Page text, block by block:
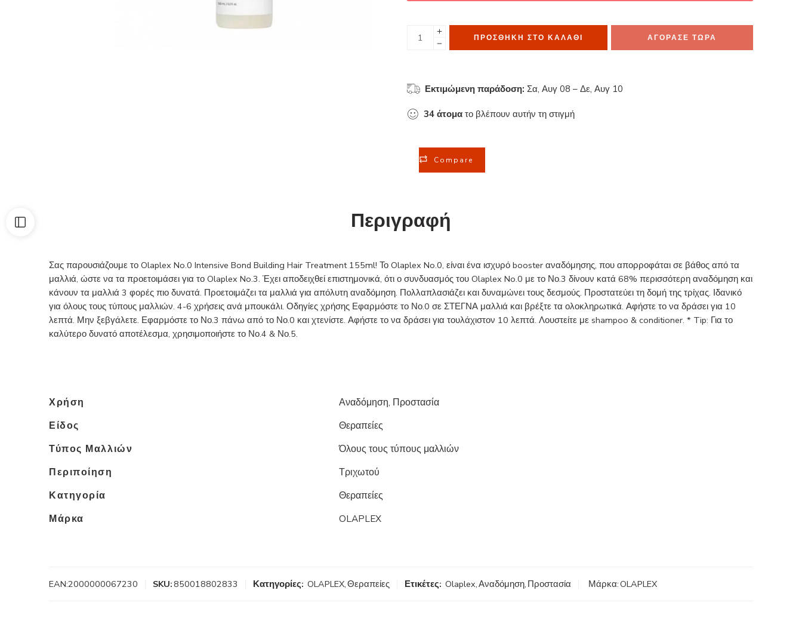
ΠΡΟΣΘΉΚΗ ΣΤΟ ΚΑΛΆΘΙ ΑΓΟΡΑΣΕ ΤΩΡΑ
Εκτιμώμενη παράδοση: Σα, Αυγ 08 – Δε, Αυγ 10
34 άτομα το βλέπουν αυτήν τη στιγμή
Compare
Περιγραφή
Σας παρουσιάζουμε το Olaplex No.0 Intensive Bond Building Hair Treatment 155ml! Το Olaplex No.0, είναι ένα ισχυρό booster αναδόμησης, που απορροφάται σε βάθος από τα
μαλλιά, ώστε να τα προετοιμάσει για το Olaplex No.3. Έχει αποδειχθεί επιστημονικά, ότι ο συνδυασμός του Olaplex No.0 με το Νο.3 δίνουν κατά 68% περισσότερη αναδόμηση και
κάνουν τα μαλλιά 3 φορές πιο δυνατά. Προετοιμάζει τα μαλλιά για απόλυτη αναδόμηση. Πολλαπλασιάζει και δυναμώνει τους δεσμούς. Προστατεύει τη δομή της τρίχας. Ιδανικό
για όλους τους τύπους μαλλιών. 4-6 χρήσεις ανά μπουκάλι. Οδηγίες χρήσης Εφαρμόστε το Νο.0 σε ΣΤΕΓΝΑ μαλλιά και βρέξτε τα ολοκληρωτικά. Αφήστε το να δράσει για 10
λεπτά. Μην ξεβγάλετε. Εφαρμόστε το Νο.3 πάνω από το Νο.0 και χτενίστε. Αφήστε το να δράσει για τουλάχιστον 10 λεπτά. Λουστείτε με shampoo & conditioner. * Tip: Για το
καλύτερο δυνατό αποτέλεσμα, χρησιμοποιήστε το Νο.4 & Νο.5.
Χρήση
Αναδόμηση, Προστασία
Είδος
Θεραπείες
Τύπος Μαλλιών
Όλους τους τύπους μαλλιών
Περιποίηση
Τριχωτού
Κατηγορία
Θεραπείες
Μάρκα
OLAPLEX
EAN:2000000067230 SKU:850018802833 Κατηγορίες: OLAPLEX,Θεραπείες Ετικέτες: Olaplex,Αναδόμηση, Προστασία Μάρκα:OLAPLEX